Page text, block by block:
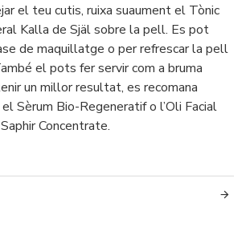
el teu cutis, ruixa suaument el Tònic
Kalla de Själ sobre la pell. Es pot
de maquillatge o per refrescar la pell
el pots fer servir com a bruma
un millor resultat, es recomana
Sèrum Bio-Regeneratif o l’Oli Facial
Concentrate.